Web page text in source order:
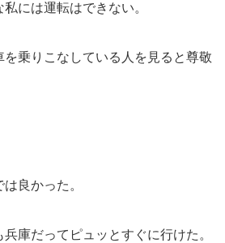
には運転はできない。
乗りこなしている人を見ると尊敬
良かった。
庫だってピュッとすぐに行けた。